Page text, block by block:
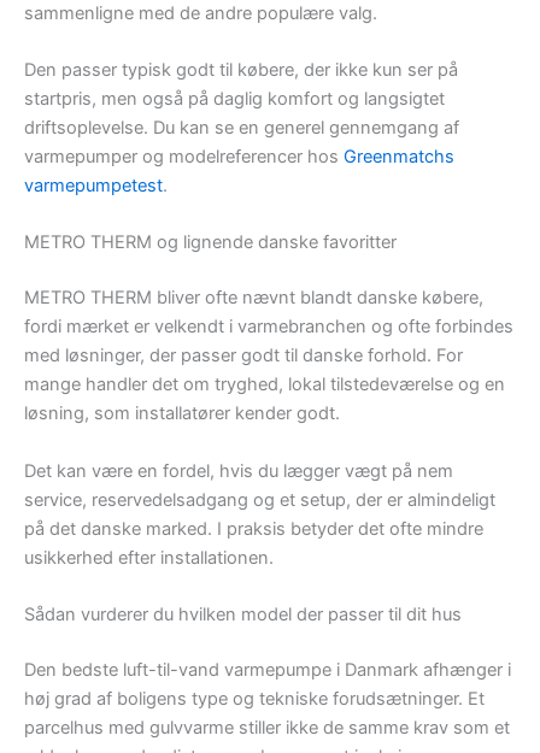
sammenligne med de andre populære valg.
Den passer typisk godt til købere, der ikke kun ser på
startpris, men også på daglig komfort og langsigtet
driftsoplevelse. Du kan se en generel gennemgang af
varmepumper og modelreferencer hos Greenmatchs
varmepumpetest.
METRO THERM og lignende danske favoritter
METRO THERM bliver ofte nævnt blandt danske købere,
fordi mærket er velkendt i varmebranchen og ofte forbindes
med løsninger, der passer godt til danske forhold. For
mange handler det om tryghed, lokal tilstedeværelse og en
løsning, som installatører kender godt.
Det kan være en fordel, hvis du lægger vægt på nem
service, reservedelsadgang og et setup, der er almindeligt
på det danske marked. I praksis betyder det ofte mindre
usikkerhed efter installationen.
Sådan vurderer du hvilken model der passer til dit hus
Den bedste luft-til-vand varmepumpe i Danmark afhænger i
høj grad af boligens type og tekniske forudsætninger. Et
parcelhus med gulvvarme stiller ikke de samme krav som et